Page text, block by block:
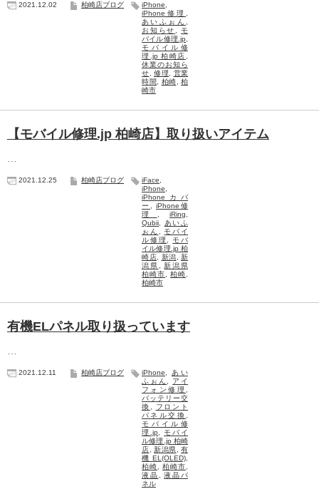
2021.12.02 柏崎店ブログ iPhone
iPhone修理
あいふぉん
お知らせ
,モ
バイル修理.jp
モバイル修
理.jp 柏崎店
休業のお知ら
せ
修理
営業
時間
柏崎
柏
崎市
【モバイル修理.jp 柏崎店】取り扱いアイテム
2021.12.25 柏崎店ブログ iFace
iPhone
iPhoneカバ
ー
iPhone修
理
iRing
Qubii
あいふ
ぉん
,モバイ
ル修理
,モバ
イル修理.jp 柏
崎店
新潟
新
潟県
,新潟県
柏崎市
柏崎
柏崎市
有機ELパネル取り扱っています
2021.12.11 柏崎店ブログ iPhone
あい
ふぉん
アイ
フォン修理
バッテリー交
換
フロント
パネル交換
モバイル修
理.jp
モバイ
ル修理.jp 柏崎
店
新潟県
有
機EL(OLED)
柏崎
柏崎市
液晶
,液晶パ
ネル